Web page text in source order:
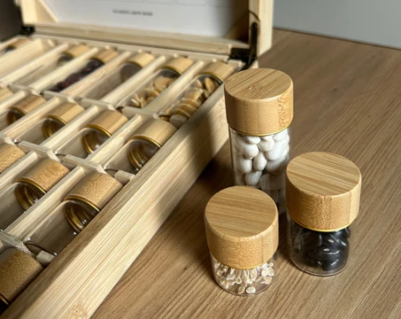
perfect cadeau
FEGGIES
ZADENSETS